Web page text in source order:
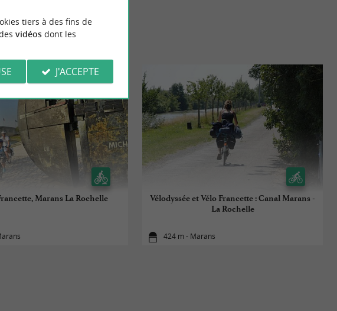
Marans La Rochelle
Vélodyssée et Vélo Francette : Canal Marans -
La Rochelle
424 m - Marans
tiers à des fins de
vidéosdont les
J'ACCEPTE